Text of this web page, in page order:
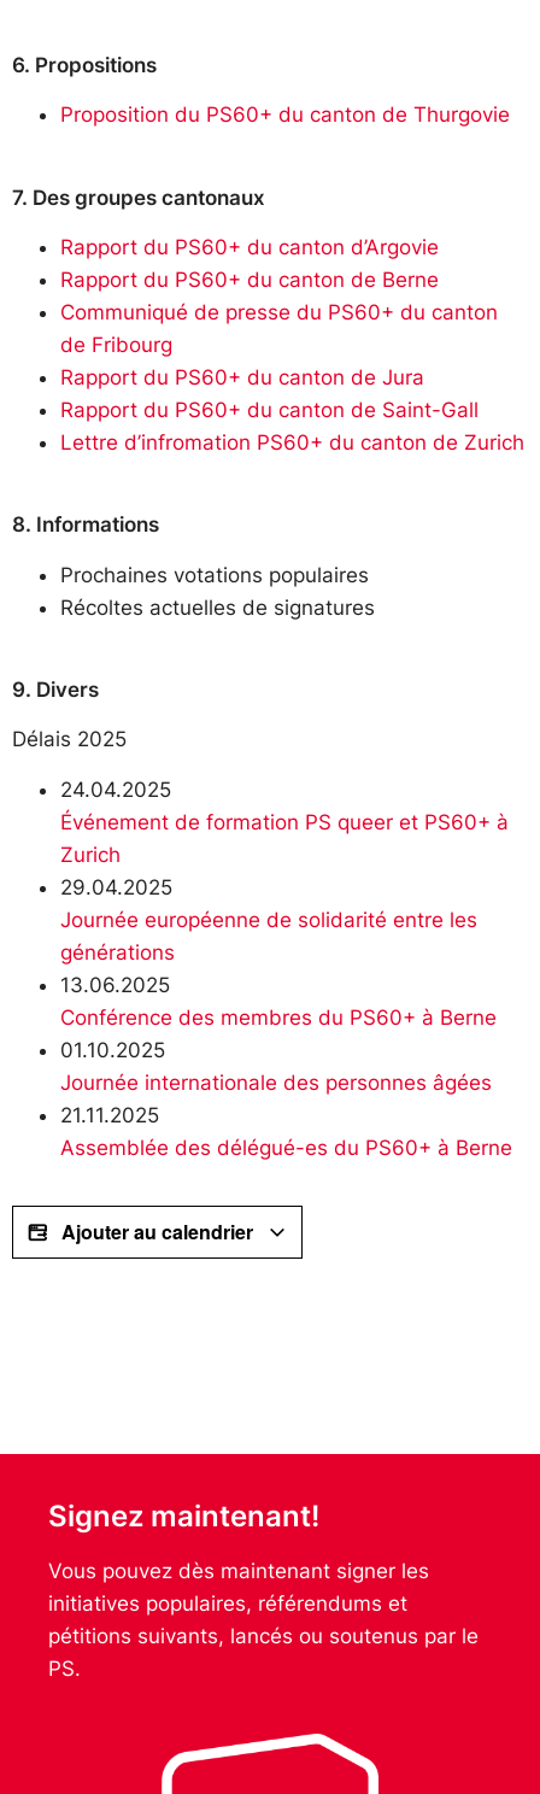
6. Propositions
Proposition du PS60+ du canton de Thurgovie
7. Des groupes cantonaux
Rapport du PS60+ du canton d’Argovie
Rapport du PS60+ du canton de Berne
Communiqué de presse du PS60+ du canton
de Fribourg
Rapport du PS60+ du canton de Jura
Rapport du PS60+ du canton de Saint-Gall
Lettre d’infromation PS60+ du canton de Zurich
8. Informations
Prochaines votations populaires
Récoltes actuelles de signatures
9. Divers
Délais 2025
24.04.2025
Événement de formation PS queer et PS60+ à
Zurich
29.04.2025
Journée européenne de solidarité entre les
générations
13.06.2025
Conférence des membres du PS60+ à Berne
01.10.2025
Journée internationale des personnes âgées
21.11.2025
Assemblée des délégué-es du PS60+ à Berne
Ajouter au calendrier
Signez maintenant!
Vous pouvez dès maintenant signer les
initiatives populaires, référendums et
pétitions suivants, lancés ou soutenus par le
PS.